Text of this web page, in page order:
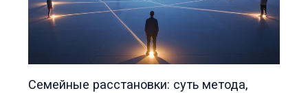
Семейные расстановки: суть метода,